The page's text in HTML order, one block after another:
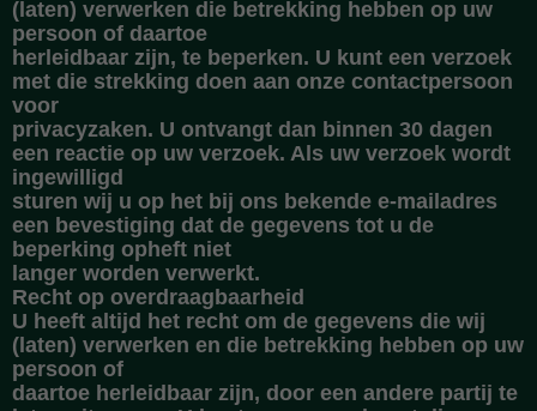
(laten) verwerken die betrekking hebben op uw
persoon of daartoe
herleidbaar zijn, te beperken. U kunt een verzoek
met die strekking doen aan onze contactpersoon
voor
privacyzaken. U ontvangt dan binnen 30 dagen
een reactie op uw verzoek. Als uw verzoek wordt
ingewilligd
sturen wij u op het bij ons bekende e-mailadres
een bevestiging dat de gegevens tot u de
beperking opheft niet
langer worden verwerkt.
Recht op overdraagbaarheid
U heeft altijd het recht om de gegevens die wij
(laten) verwerken en die betrekking hebben op uw
persoon of
daartoe herleidbaar zijn, door een andere partij te